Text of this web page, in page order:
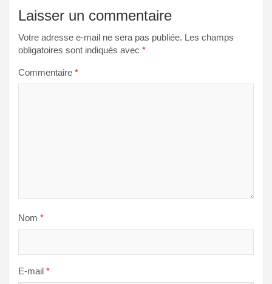
Laisser un commentaire
Votre adresse e-mail ne sera pas publiée. Les champs
obligatoires sont indiqués avec *
Commentaire *
Nom *
E-mail *